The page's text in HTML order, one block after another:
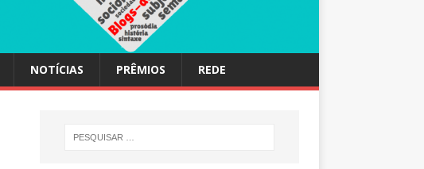
NOTÍCIAS PRÊMIOS REDE